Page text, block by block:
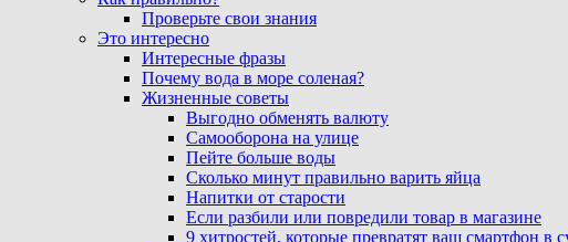
Проверьте свои знания
Это интересно
Интересные фразы
Почему вода в море соленая?
Жизненные советы
Выгодно обменять валюту
Самооборона на улице
Пейте больше воды
Сколько минут правильно варить яйца
Напитки от старости
Если разбили или повредили товар в магазине
9 хитростей, которые превратят ваш смартфон в